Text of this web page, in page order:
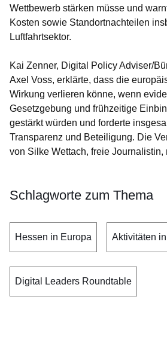
Wettbewerb stärken müsse und
Kosten sowie Standortnachteilen
Luftfahrtsektor.
Kai Zenner, Digital Policy Adviser/
Axel Voss, erklärte, dass die
Wirkung verlieren könne, wenn
Gesetzgebung und frühzeitige
gestärkt würden und forderte
Transparenz und Beteiligung. Die
von Silke Wettach, freie Journalistin,
Schlagworte zum Thema
Hessen in Europa Aktivitäten
Digital Leaders Roundtable